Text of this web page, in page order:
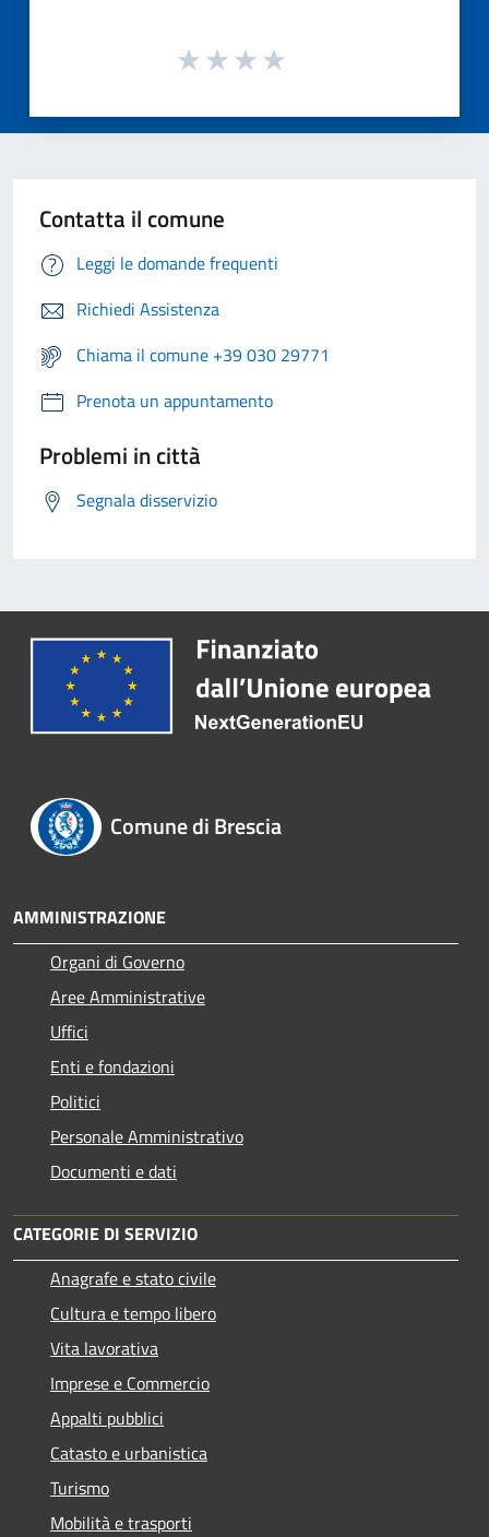
Contatta il comune
Leggi le domande frequenti
Richiedi Assistenza
Chiama il comune +39 030 29771
Prenota un appuntamento
Problemi in città
Segnala disservizio
Comune di Brescia
AMMINISTRAZIONE
Organi di Governo
Aree Amministrative
Uffici
Enti e fondazioni
Politici
Personale Amministrativo
Documenti e dati
CATEGORIE DI SERVIZIO
Anagrafe e stato civile
Cultura e tempo libero
Vita lavorativa
Imprese e Commercio
Appalti pubblici
Catasto e urbanistica
Turismo
Mobilità e trasporti